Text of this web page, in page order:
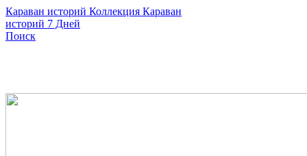
Караван историй Коллекция Караван
историй 7 Дней
Поиск